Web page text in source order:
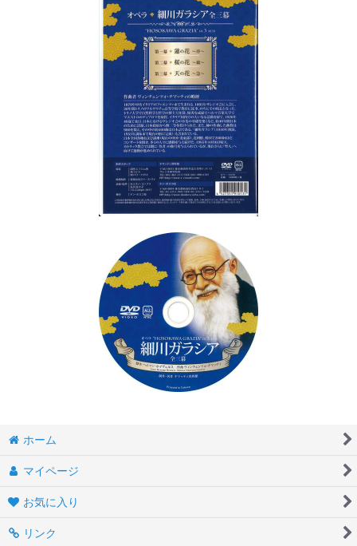
ホーム
マイページ
お気に入り
リンク